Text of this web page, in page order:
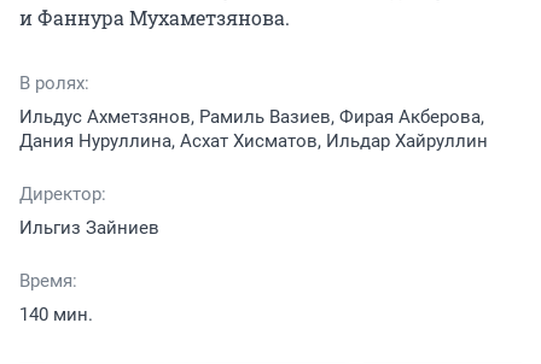
и Фаннура Мухаметзянова.
В ролях:
Ильдус Ахметзянов, Рамиль Вазиев, Фирая Акберова,
Дания Нуруллина, Асхат Хисматов, Ильдар Хайруллин
Директор:
Ильгиз Зайниев
Время:
140 мин.